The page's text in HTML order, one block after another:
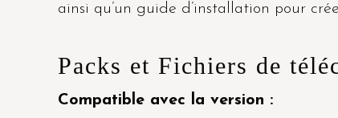
ainsi qu’un guide d’installation pour
Packs et Fichiers de
Compatible avec la version :